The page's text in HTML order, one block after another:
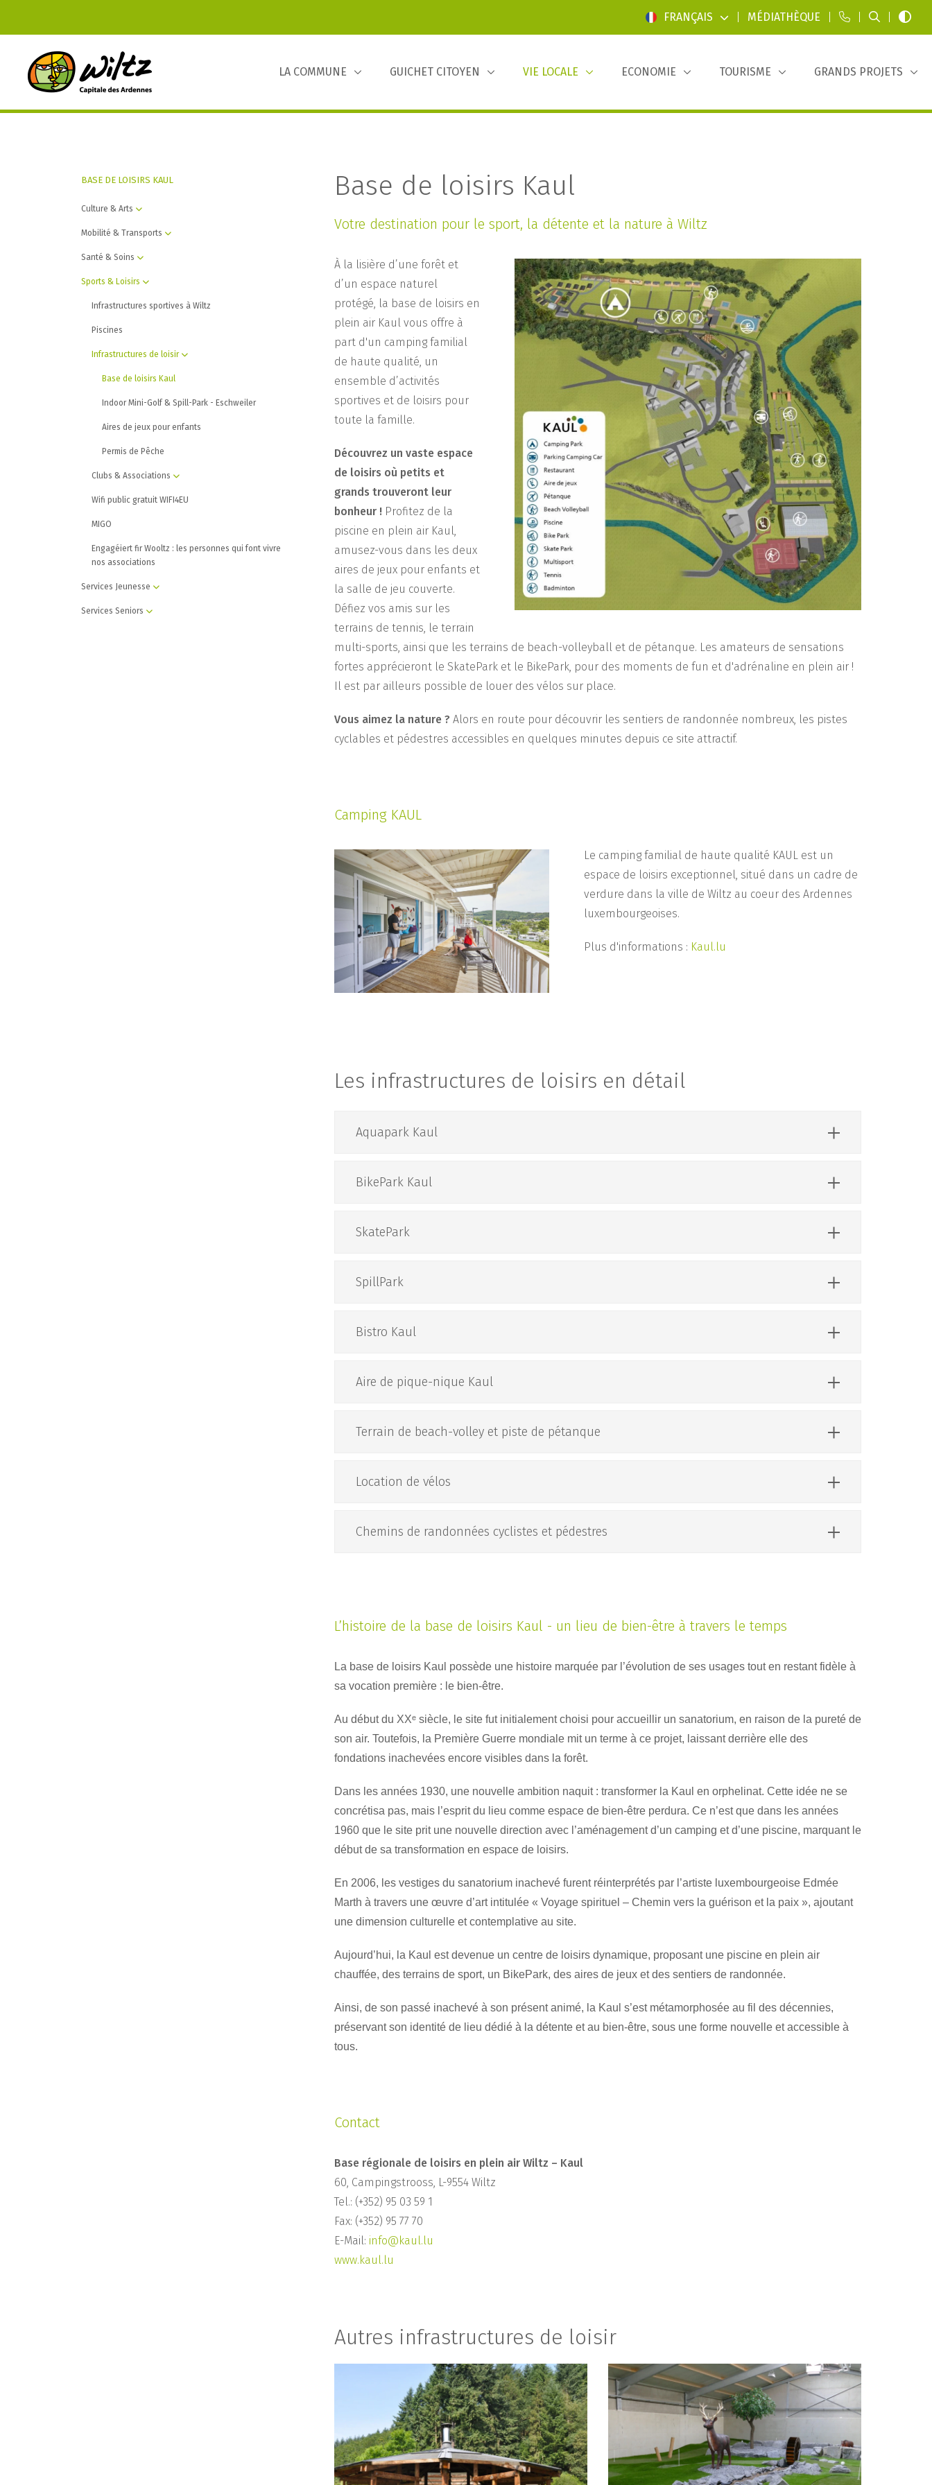
FRANÇAIS MÉDIATHÈQUE
LA COMMUNE GUICHET CITOYEN VIE LOCALE ECONOMIE TOURISME GRANDS PROJETS
BASE DE LOISIRS KAUL
Culture & Arts
Mobilité & Transports
Santé & Soins
Sports & Loisirs
Infrastructures sportives à Wiltz
Piscines
Infrastructures de loisir
Base de loisirs Kaul
Indoor Mini-Golf & Spill-Park - Eschweiler
Aires de jeux pour enfants
Permis de Pêche
Clubs & Associations
Wifi public gratuit WIFI4EU
MIGO
Engagéiert fir Wooltz : les personnes qui font vivre
nos associations
Services Jeunesse
Services Seniors
Base de loisirs Kaul
Votre destination pour le sport, la détente et la nature à Wiltz
À la lisière d’une forêt et
d’un espace naturel
protégé, la base de loisirs en
plein air Kaul vous offre à
part d'un camping familial
de haute qualité, un
ensemble d’activités
sportives et de loisirs pour
toute la famille.
Découvrez un vaste espace
de loisirs où petits et
grands trouveront leur
bonheur ! Profitez de la
piscine en plein air Kaul,
amusez-vous dans les deux
aires de jeux pour enfants et
la salle de jeu couverte.
Défiez vos amis sur les
terrains de tennis, le terrain
multi-sports, ainsi que les terrains de beach-volleyball et de pétanque. Les amateurs de sensations
fortes apprécieront le SkatePark et le BikePark, pour des moments de fun et d'adrénaline en plein air !
Il est par ailleurs possible de louer des vélos sur place.
Vous aimez la nature ? Alors en route pour découvrir les sentiers de randonnée nombreux, les pistes
cyclables et pédestres accessibles en quelques minutes depuis ce site attractif.
Camping KAUL
Le camping familial de haute qualité KAUL est un
espace de loisirs exceptionnel, situé dans un cadre de
verdure dans la ville de Wiltz au coeur des Ardennes
luxembourgeoises.
Plus d'informations : Kaul.lu
Les infrastructures de loisirs en détail
Aquapark Kaul
BikePark Kaul
SkatePark
SpillPark
Bistro Kaul
Aire de pique-nique Kaul
Terrain de beach-volley et piste de pétanque
Location de vélos
Chemins de randonnées cyclistes et pédestres
L’histoire de la base de loisirs Kaul - un lieu de bien-être à travers le temps
La base de loisirs Kaul possède une histoire marquée par l’évolution de ses usages tout en restant fidèle à
sa vocation première : le bien-être.
Au début du XXᵉ siècle, le site fut initialement choisi pour accueillir un sanatorium, en raison de la pureté de
son air. Toutefois, la Première Guerre mondiale mit un terme à ce projet, laissant derrière elle des
fondations inachevées encore visibles dans la forêt.
Dans les années 1930, une nouvelle ambition naquit : transformer la Kaul en orphelinat. Cette idée ne se
concrétisa pas, mais l’esprit du lieu comme espace de bien-être perdura. Ce n’est que dans les années
1960 que le site prit une nouvelle direction avec l’aménagement d’un camping et d’une piscine, marquant le
début de sa transformation en espace de loisirs.
En 2006, les vestiges du sanatorium inachevé furent réinterprétés par l’artiste luxembourgeoise Edmée
Marth à travers une œuvre d’art intitulée « Voyage spirituel – Chemin vers la guérison et la paix », ajoutant
une dimension culturelle et contemplative au site.
Aujourd’hui, la Kaul est devenue un centre de loisirs dynamique, proposant une piscine en plein air
chauffée, des terrains de sport, un BikePark, des aires de jeux et des sentiers de randonnée.
Ainsi, de son passé inachevé à son présent animé, la Kaul s’est métamorphosée au fil des décennies,
préservant son identité de lieu dédié à la détente et au bien-être, sous une forme nouvelle et accessible à
tous.
Contact
Base régionale de loisirs en plein air Wiltz – Kaul
60, Campingstrooss, L-9554 Wiltz
Tel.: (+352) 95 03 59 1
Fax: (+352) 95 77 70
E-Mail: info@kaul.lu
www.kaul.lu
Autres infrastructures de loisir